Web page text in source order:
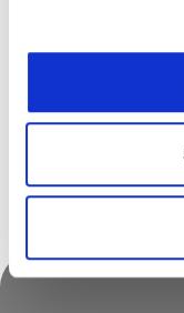
Sint-Katelijne-